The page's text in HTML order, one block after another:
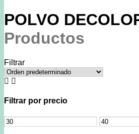
POLVO
Productos
Filtrar
Filtrar por precio
Precio
mínimo
Precio
máximo